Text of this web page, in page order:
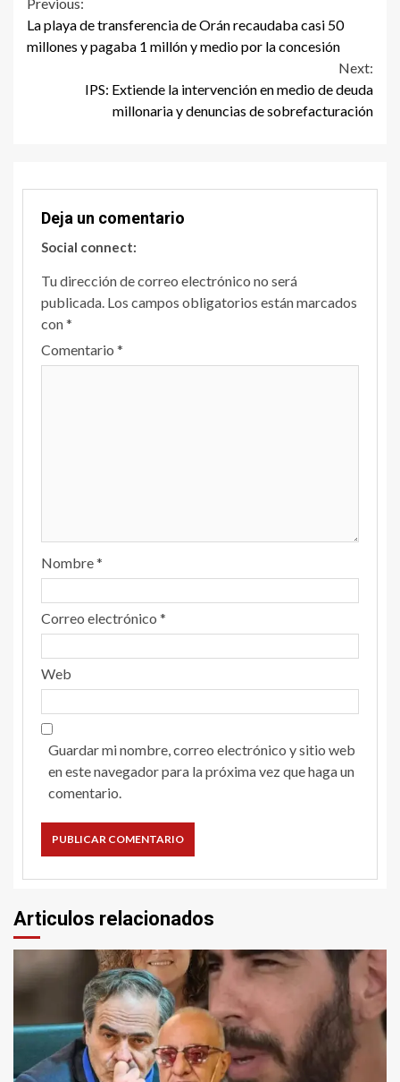
Continue
Reading
La playa de transferencia de Orán recaudaba casi 50
millones y pagaba 1 millón y medio por la concesión
Next:
IPS: Extiende la intervención en medio de deuda
millonaria y denuncias de sobrefacturación
Deja un comentario
Social connect:
Tu dirección de correo electrónico no será
publicada. Los campos obligatorios están marcados
con*
Comentario *
Nombre*
Correo electrónico *
Web
Guardar mi nombre, correo electrónico y sitio web
en este navegador para la próxima vez que haga un
comentario.
Articulos relacionados